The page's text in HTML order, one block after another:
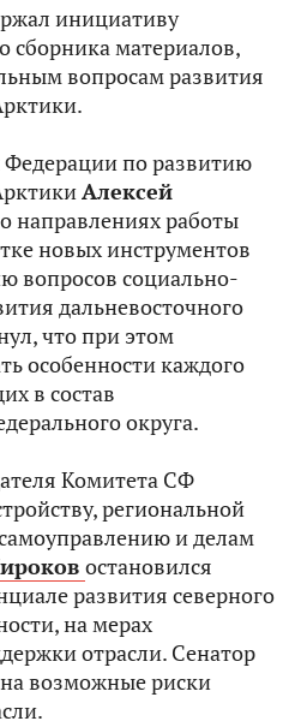
инициативу
сборника материалов,
вопросам развития
по развитию
Алексей
направлениях работы
новых инструментов
вопросов социально-
дальневосточного
что при этом
особенности каждого
в состав
округа.
Комитета СФ
региональной
и делам
остановился
развития северного
на мерах
отрасли. Сенатор
возможные риски